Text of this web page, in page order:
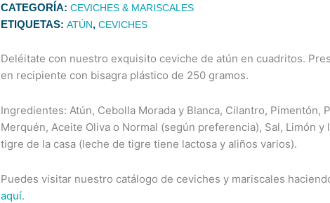
CATEGORÍA: CEVICHES & MARISCALES
ETIQUETAS: ATÚN,CEVICHES
Deléitate con nuestro exquisito ceviche de atún en cuadritos.
en recipiente con bisagra plástico de 250 gramos.
Ingredientes: Atún, Cebolla Morada y Blanca, Cilantro, Pimentón,
Merquén, Aceite Oliva o Normal (según preferencia), Sal, Limón y
tigre de la casa (leche de tigre tiene lactosa y aliños varios).
Puedes visitar nuestro catálogo de ceviches y mariscales
aquí.